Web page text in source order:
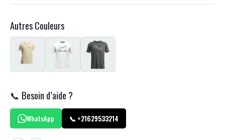
Autres Couleurs
📞 Besoin d’aide ?
WhatsApp 📞 +21629533214